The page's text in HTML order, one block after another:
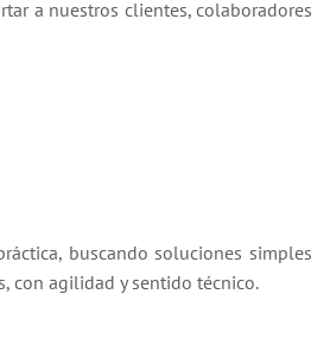
a nuestros clientes, colaboradores
buscando soluciones simples
con agilidad y sentido técnico.